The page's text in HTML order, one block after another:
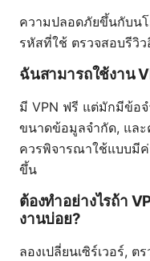
ความปลอดภัยขึ้นกับนโ
รหัสที่ใช้ ตรวจสอบรีวิ
ฉันสามารถใช้งาน
มี VPN ฟรี แต่มักมีข้อจ
ขนาดข้อมูลจำกัด, และ
ควรพิจารณาใช้แบบมี
ขึ้น
ต้องทำอย่างไรถ้า
งานบ่อย?
ลองเปลี่ยนเซิร์เวอร์, ต